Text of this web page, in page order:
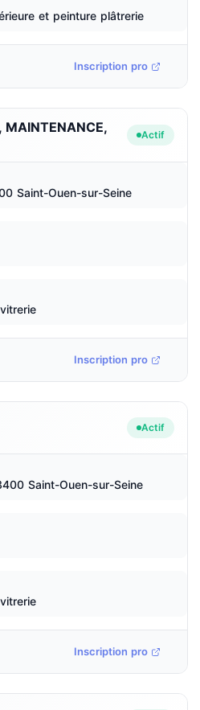
et peinture plâtrerie
Inscription pro
MAINTENANCE,
Actif
Saint-Ouen-sur-Seine
Inscription pro
Actif
Saint-Ouen-sur-Seine
Inscription pro